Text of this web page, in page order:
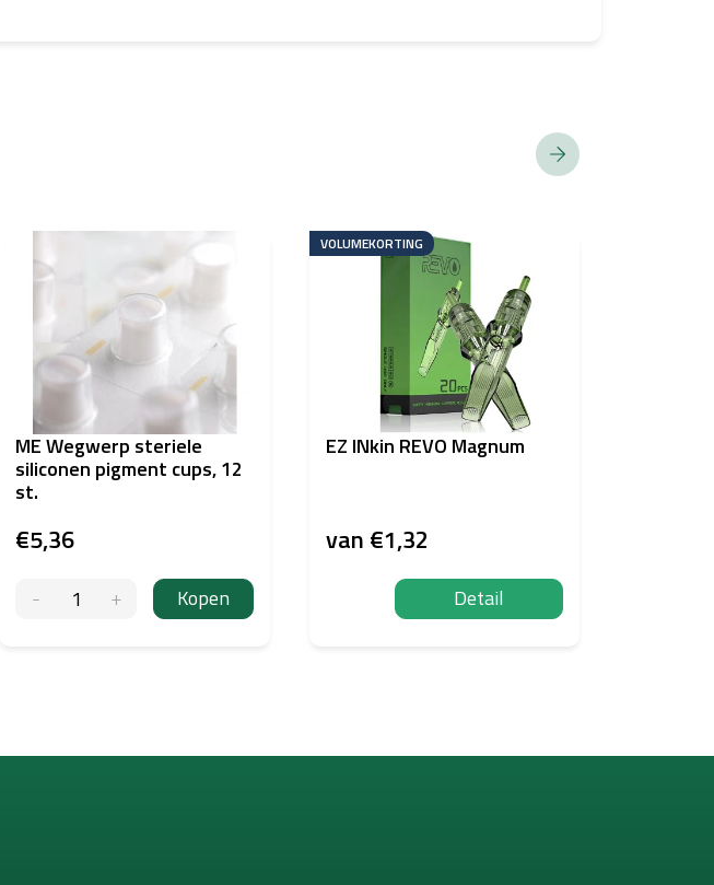
ME Wegwerp steriele
siliconen pigment cups, 12
st.
€5,36
Kopen
VOLUMEKORTING
EZ INkin REVO Magnum
van €1,32
Detail